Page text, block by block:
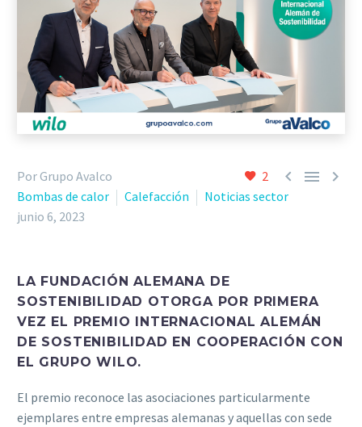
2   
Por Grupo Avalco
Bombas de calor
Calefacción
Noticias sector
junio 6, 2023
LA FUNDACIÓN ALEMANA DE
SOSTENIBILIDAD OTORGA POR PRIMERA
VEZ EL PREMIO INTERNACIONAL ALEMÁN
DE SOSTENIBILIDAD EN COOPERACIÓN CON
EL GRUPO WILO.
El premio reconoce las asociaciones particularmente
ejemplares entre empresas alemanas y aquellas con sede